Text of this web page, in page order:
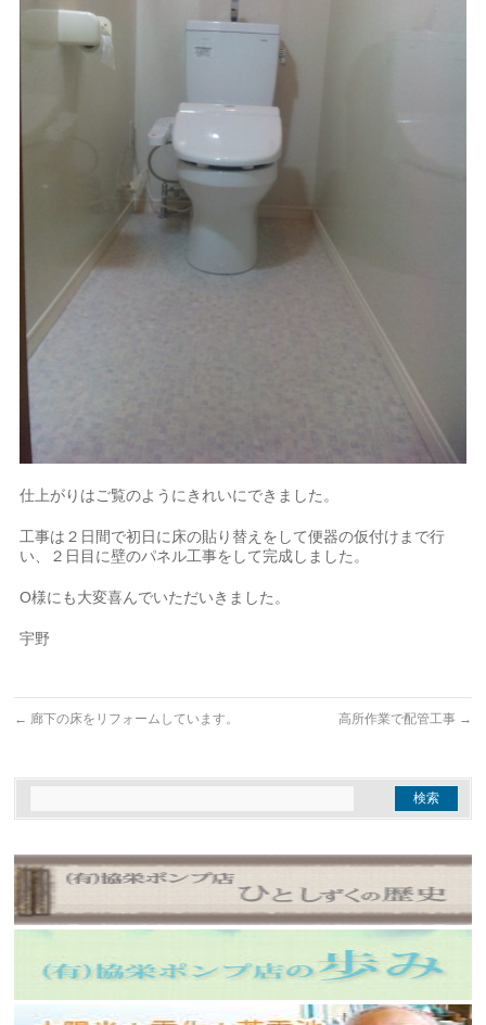
仕上がりはご覧のようにきれいにできました。
工事は２日間で初日に床の貼り替えをして便器の仮付けまで行
い、２日目に壁のパネル工事をして完成しました。
O様にも大変喜んでいただいきました。
宇野
← 廊下の床をリフォームしています。 高所作業で配管工事 →